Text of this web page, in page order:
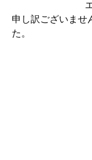
申し訳ございませ
た。